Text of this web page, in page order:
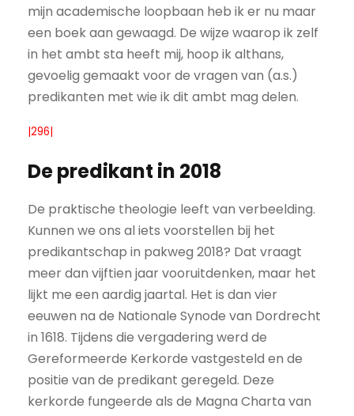
mijn academische loopbaan heb ik er nu maar
een boek aan gewaagd. De wijze waarop ik zelf
in het ambt sta heeft mij, hoop ik althans,
gevoelig gemaakt voor de vragen van (a.s.)
predikanten met wie ik dit ambt mag delen.
|296|
De predikant in 2018
De praktische theologie leeft van verbeelding.
Kunnen we ons al iets voorstellen bij het
predikantschap in pakweg 2018? Dat vraagt
meer dan vijftien jaar vooruitdenken, maar het
lijkt me een aardig jaartal. Het is dan vier
eeuwen na de Nationale Synode van Dordrecht
in 1618. Tijdens die vergadering werd de
Gereformeerde Kerkorde vastgesteld en de
positie van de predikant geregeld. Deze
kerkorde fungeerde als de Magna Charta van